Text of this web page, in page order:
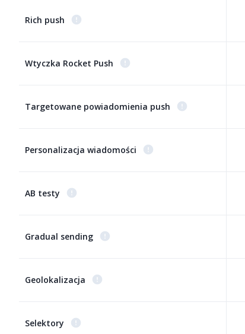
Rich push
Wtyczka Rocket Push
Targetowane powiadomienia push
Personalizacja wiadomości
AB testy
Gradual sending
Geolokalizacja
Selektory